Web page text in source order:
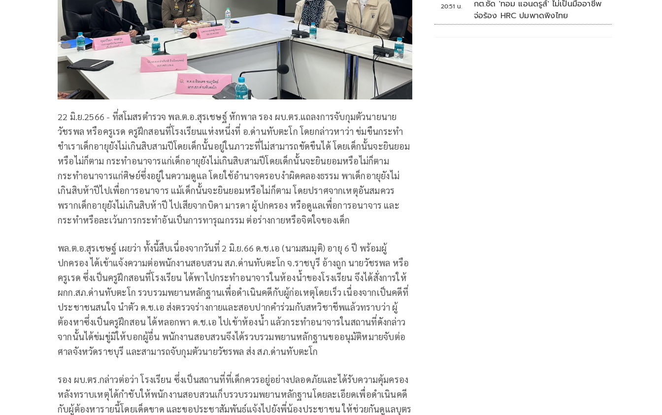
22 มิ.ย.2566 - ที่สโมสรตำรวจ พล.ต.อ.สุรเชษฐ์ หักพาล รอง ผบ.ตร.แถลงการจับกุมตัวนายนาย
วัชรพล หรือครูเรด ครูฝึกสอนที่โรงเรียนแห่งหนึ่งที่ อ.ด่านทับตะโก โดยกล่าวหาว่า ข่มขืนกระทำ
ชำเราเด็กอายุยังไม่เกินสิบสามปีโดยเด็กนั้นอยู่ในภาวะที่ไม่สามารถขัดขืนได้ โดยเด็กนั้นจะยินยอม
หรือไม่ก็ตาม กระทำอนาจารแก่เด็กอายุยังไม่เกินสิบสามปีโดยเด็กนั้นจะยินยอมหรือไม่ก็ตาม
กระทำอนาจารแก่ศิษย์ซึ่งอยู่ในความดูแล โดยใช้อำนาจครอบงำผิดคลองธรรม พาเด็กอายุยังไม่
เกินสิบห้าปีไปเพื่อการอนาจาร แม้เด็กนั้นจะยินยอมหรือไม่ก็ตาม โดยปราศจากเหตุอันสมควร
พรากเด็กอายุยังไม่เกินสิบห้าปี ไปเสียจากบิดา มารดา ผู้ปกครอง หรือดูแลเพื่อการอนาจาร และ
กระทำหรือละเว้นการกระทำอันเป็นการทารุณกรรม ต่อร่างกายหรือจิตใจของเด็ก
พล.ต.อ.สุรเชษฐ์ เผยว่า ทั้งนี้สืบเนื่องจากวันที่ 2 มิ.ย.66 ด.ช.เอ (นามสมมุติ) อายุ 6 ปี พร้อมผู้
ปกครอง ได้เข้าแจ้งความต่อพนักงานสอบสวน สภ.ด่านทับตะโก จ.ราชบุรี อ้างถูก นายวัชรพล หรือ
ครูเรด ซึ่งเป็นครูฝึกสอนที่โรงเรียน ได้พาไปกระทำอนาจารในห้องน้ำของโรงเรียน จึงได้สั่งการให้
ผกก.สภ.ด่านทับตะโก รวบรวมพยานหลักฐานเพื่อดำเนินคดีกับผู้ก่อเหตุโดยเร็ว เนื่องจากเป็นคดีที่
ประชาชนสนใจ นำตัว ด.ช.เอ ส่งตรวจร่างกายและสอบปากคำร่วมกับสหวิชาชีพแล้วทราบว่า ผู้
ต้องหาซึ่งเป็นครูฝึกสอน ได้หลอกพา ด.ช.เอ ไปเข้าห้องน้ำ แล้วกระทำอนาจารในสถานที่ดังกล่าว
จากนั้นได้ข่มขู่มิให้บอกผู้อื่น พนักงานสอบสวนจึงได้รวบรวมพยานหลักฐานขออนุมัติหมายจับต่อ
ศาลจังหวัดราชบุรี และสามารถจับกุมตัวนายวัชรพล ส่ง สภ.ด่านทับตะโก
รอง ผบ.ตร.กล่าวต่อว่า โรงเรียน ซึ่งเป็นสถานที่ที่เด็กควรอยู่อย่างปลอดภัยและได้รับความคุ้มครอง
หลังทราบเหตุได้กำชับให้พนักงานสอบสวนเก็บรวบรวมพยานหลักฐานโดยละเอียดเพื่อดำเนินคดี
กับผู้ต้องหารายนี้โดยเด็ดขาด และขอประชาสัมพันธ์แจ้งไปยังพี่น้องประชาชน ให้ช่วยกันดูแลบุตร
20:51 น.
กต.ซัด 'ทอม แอนดรูส์' ไม่เป็นมืออาชีพ
จ่อร้อง HRC ปมพาดพิงไทย